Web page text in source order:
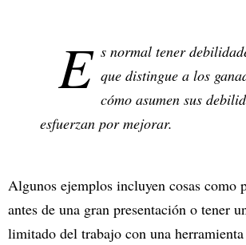
E s normal tener
que distingue a los
cómo asumen sus
esfuerzan por mejorar.
Algunos ejemplos incluyen cosas como
antes de una gran presentación o tener
limitado del trabajo con una herramienta